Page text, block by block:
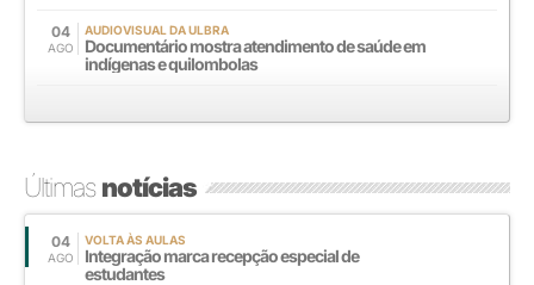
04
AGO
AUDIOVISUAL DA ULBRA
Documentário mostra atendimento de saúde em
indígenas e quilombolas
Últimasnotícias
04
AGO
VOLTA ÀS AULAS
Integração marca recepção especial de
estudantes